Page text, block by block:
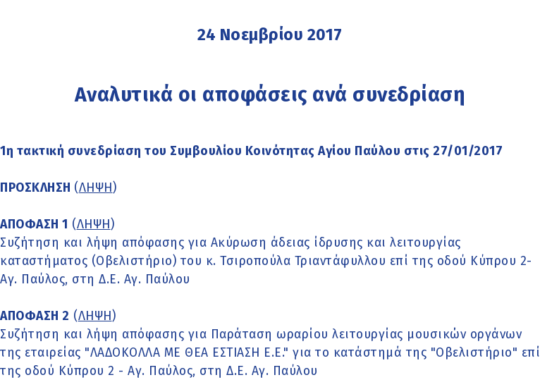
24 Νοεμβρίου 2017
Αναλυτικά οι αποφάσεις ανά συνεδρίαση
1η τακτική συνεδρίαση του Συμβουλίου Κοινότητας Αγίου Παύλου στις 27/01/2017
ΠΡΟΣΚΛΗΣΗ (ΛΗΨΗ)
ΑΠΟΦΑΣΗ 1 (ΛΗΨΗ)
Συζήτηση και λήψη απόφασης για Ακύρωση άδειας ίδρυσης και λειτουργίας
καταστήματος (Οβελιστήριο) του κ. Τσιροπούλα Τριαντάφυλλου επί της οδού Κύπρου 2-
Αγ. Παύλος, στη Δ.Ε. Αγ. Παύλου
ΑΠΟΦΑΣΗ 2 (ΛΗΨΗ)
Συζήτηση και λήψη απόφασης για Παράταση ωραρίου λειτουργίας μουσικών οργάνων
της εταιρείας "ΛΑΔΟΚΟΛΛΑ ΜΕ ΘΕΑ ΕΣΤΙΑΣΗ Ε.Ε." για το κατάστημά της "Οβελιστήριο" επί
της οδού Κύπρου 2 - Αγ. Παύλος, στη Δ.Ε. Αγ. Παύλου